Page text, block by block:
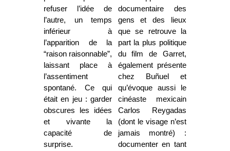
refuser l’idée de
l’autre, un temps
inférieur à
l’apparition de la
“raison raisonnable”,
laissant place à
l’assentiment
spontané. Ce qui
était en jeu : garder
obscures les idées
et vivante la
capacité de
surprise.
documentaire des
gens et des lieux
que se retrouve la
part la plus politique
du film de Garret,
également présente
chez Buñuel et
qu’évoque aussi le
cinéaste mexicain
Carlos Reygadas
(dont le visage n’est
jamais montré) :
documenter en tant